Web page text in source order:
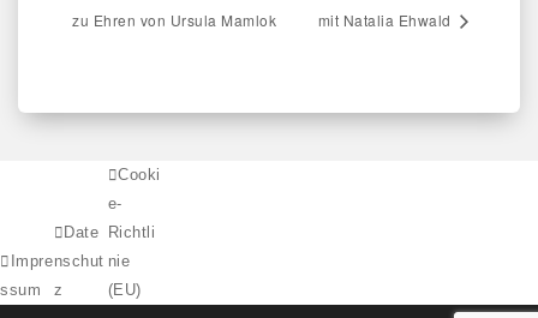
zu Ehren von Ursula Mamlok
mit Natalia Ehwald
Impre
ssum
Date
nschut
z
Cooki
e-
Richtli
nie
(EU)